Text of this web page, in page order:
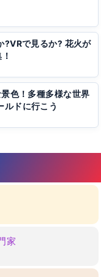
?VRで見るか? 花火が
色！多種多様な世界
ルドに行こう
家